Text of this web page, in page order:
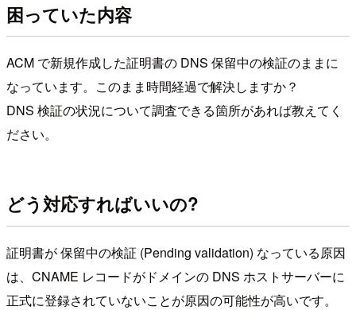
困っていた内容
ACM で新規作成した証明書の DNS 保留中の検証のままに
なっています。このまま時間経過で解決しますか？
DNS 検証の状況について調査できる箇所があれば教えてく
ださい。
どう対応すればいいの?
証明書が 保留中の検証 (Pending validation) なっている原因
は、CNAME レコードがドメインの DNS ホストサーバーに
正式に登録されていないことが原因の可能性が高いです。